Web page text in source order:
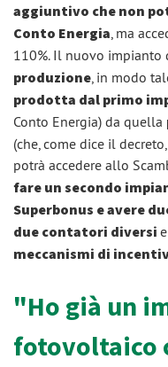
aggiuntivo che non
Conto Energia, ma
110%. Il nuovo impianto
produzione, in modo
prodotta dal primo
Conto Energia) da quella
(che, come dice il
potrà accedere allo
fare un secondo
Superbonus e avere
due contatori diversi
meccanismi di
"Ho già un
fotovoltaico